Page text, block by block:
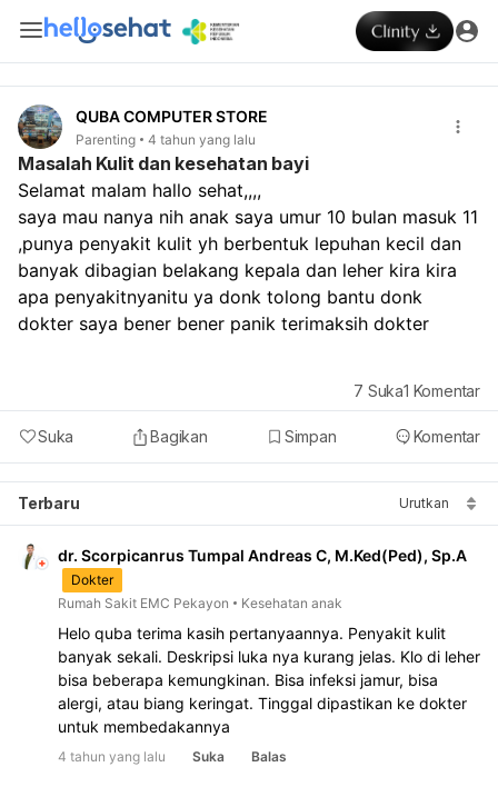
QUBA COMPUTER STORE
Parenting 4 tahun yang lalu
Masalah Kulit dan kesehatan bayi
Selamat malam hallo sehat,,,,
saya mau nanya nih anak saya umur 10 bulan masuk 11
,punya penyakit kulit yh berbentuk lepuhan kecil dan
banyak dibagian belakang kepala dan leher kira kira
apa penyakitnyanitu ya donk tolong bantu donk
dokter saya bener bener panik terimaksih dokter
Suka Bagikan Simpan Komentar
7 Suka1 Komentar
Terbaru Urutkan
dr. Scorpicanrus Tumpal Andreas C, M.Ked(Ped), Sp.A
Dokter
Rumah Sakit EMC Pekayon
Kesehatan anak
Helo quba terima kasih pertanyaannya. Penyakit kulit
banyak sekali. Deskripsi luka nya kurang jelas. Klo di leher
bisa beberapa kemungkinan. Bisa infeksi jamur, bisa
alergi, atau biang keringat. Tinggal dipastikan ke dokter
untuk membedakannya
4 tahun yang lalu Suka Balas